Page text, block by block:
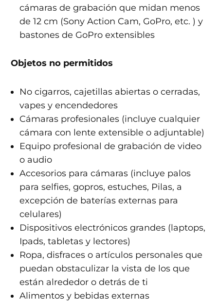
cámaras de grabación que midan menos
de 12 cm (Sony Action Cam, GoPro, etc. ) y
bastones de GoPro extensibles
Objetos no permitidos
No cigarros, cajetillas abiertas o cerradas,
vapes y encendedores
Cámaras profesionales (incluye cualquier
cámara con lente extensible o adjuntable)
Equipo profesional de grabación de video
o audio
Accesorios para cámaras (incluye palos
para selfies, gopros, estuches, Pilas, a
excepción de baterías externas para
celulares)
Dispositivos electrónicos grandes (laptops,
Ipads, tabletas y lectores)
Ropa, disfraces o artículos personales que
puedan obstaculizar la vista de los que
están alrededor o detrás de ti
Alimentos y bebidas externas